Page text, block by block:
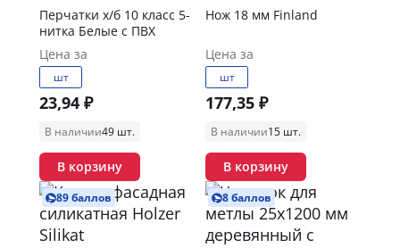
Перчатки х/б 10 класс 5-
нитка Белые с ПВХ
Цена за
шт
23,94 ₽
В наличии49 шт.
В корзину
Нож 18 мм Finland
Цена за
шт
177,35 ₽
В наличии15 шт.
В корзину
89 баллов 8 баллов